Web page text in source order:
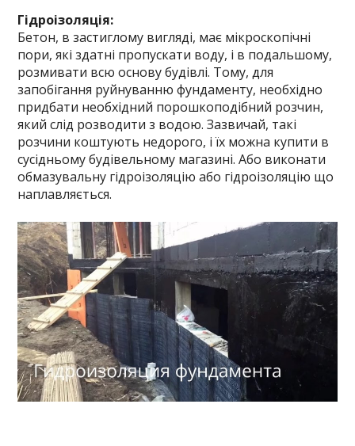
Гідроізоляція:
Бетон, в застиглому вигляді, має мікроскопічні
пори, які здатні пропускати воду, і в подальшому,
розмивати всю основу будівлі. Тому, для
запобігання руйнуванню фундаменту, необхідно
придбати необхідний порошкоподібний розчин,
який слід розводити з водою. Зазвичай, такі
розчини коштують недорого, і їх можна купити в
сусідньому будівельному магазині. Або виконати
обмазувальну гідроізоляцію або гідроізоляцію що
наплавляється.